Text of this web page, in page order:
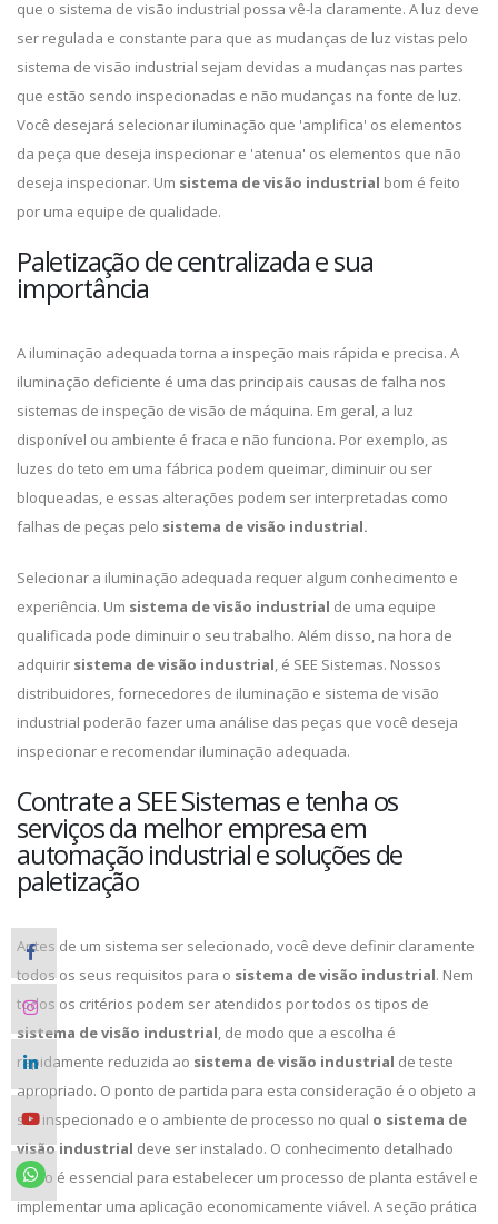
que o sistema de visão industrial possa vê-la claramente. A luz deve
ser regulada e constante para que as mudanças de luz vistas pelo
sistema de visão industrial sejam devidas a mudanças nas partes
que estão sendo inspecionadas e não mudanças na fonte de luz.
Você desejará selecionar iluminação que 'amplifica' os elementos
da peça que deseja inspecionar e 'atenua' os elementos que não
deseja inspecionar. Um sistema de visão industrial bom é feito
por uma equipe de qualidade.
Paletização de centralizada e sua
importância
A iluminação adequada torna a inspeção mais rápida e precisa. A
iluminação deficiente é uma das principais causas de falha nos
sistemas de inspeção de visão de máquina. Em geral, a luz
disponível ou ambiente é fraca e não funciona. Por exemplo, as
luzes do teto em uma fábrica podem queimar, diminuir ou ser
bloqueadas, e essas alterações podem ser interpretadas como
falhas de peças pelo sistema de visão industrial.
Selecionar a iluminação adequada requer algum conhecimento e
experiência. Um sistema de visão industrial de uma equipe
qualificada pode diminuir o seu trabalho. Além disso, na hora de
adquirir sistema de visão industrial, é SEE Sistemas. Nossos
distribuidores, fornecedores de iluminação e sistema de visão
industrial poderão fazer uma análise das peças que você deseja
inspecionar e recomendar iluminação adequada.
Contrate a SEE Sistemas e tenha os
serviços da melhor empresa em
automação industrial e soluções de
paletização
Antes de um sistema ser selecionado, você deve definir claramente
todos os seus requisitos para o sistema de visão industrial. Nem
todos os critérios podem ser atendidos por todos os tipos de
sistema de visão industrial, de modo que a escolha é
rapidamente reduzida ao sistema de visão industrial de teste
apropriado. O ponto de partida para esta consideração é o objeto a
ser inspecionado e o ambiente de processo no qual o sistema de
visão industrial deve ser instalado. O conhecimento detalhado
disso é essencial para estabelecer um processo de planta estável e
implementar uma aplicação economicamente viável. A seção prática